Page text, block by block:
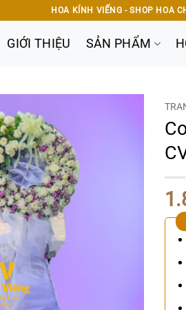
HOA KÍNH VIẾNG - SHOP HOA
GIỚI THIỆU SẢN PHẨM